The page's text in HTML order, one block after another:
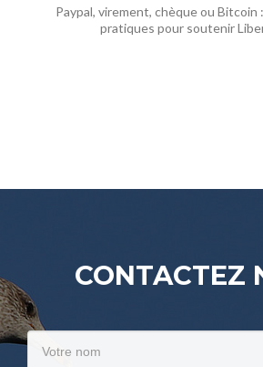
Paypal, virement, chèque ou Bitcoin
pratiques pour soutenir
CONTACTEZ